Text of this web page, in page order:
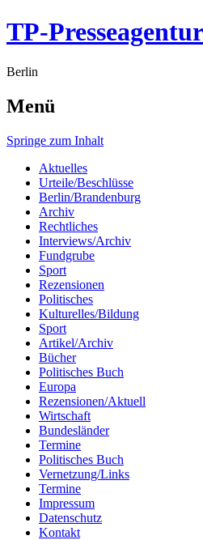
TP-Presseagentur
Berlin
Menü
Springe zum Inhalt
Aktuelles
Urteile/Beschlüsse
Berlin/Brandenburg
Archiv
Rechtliches
Interviews/Archiv
Fundgrube
Sport
Rezensionen
Politisches
Kulturelles/Bildung
Sport
Artikel/Archiv
Bücher
Politisches Buch
Europa
Rezensionen/Aktuell
Wirtschaft
Bundesländer
Termine
Politisches Buch
Vernetzung/Links
Termine
Impressum
Datenschutz
Kontakt